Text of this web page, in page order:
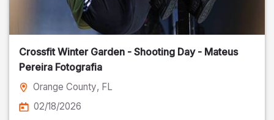
Crossfit Winter Garden - Shooting Day - Mateus
Pereira Fotografia
Orange County, FL
02/18/2026